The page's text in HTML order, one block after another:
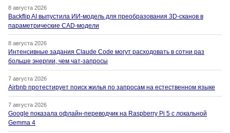
8 августа 2026
Backflip AI выпустила ИИ-модель для преобразования 3D-сканов в
параметрические CAD-модели
8 августа 2026
Интенсивные задания Claude Code могут расходовать в сотни раз
больше энергии, чем чат-запросы
7 августа 2026
Airbnb протестирует поиск жилья по запросам на естественном языке
7 августа 2026
Google показала офлайн-переводчик на Raspberry Pi 5 с локальной
Gemma 4